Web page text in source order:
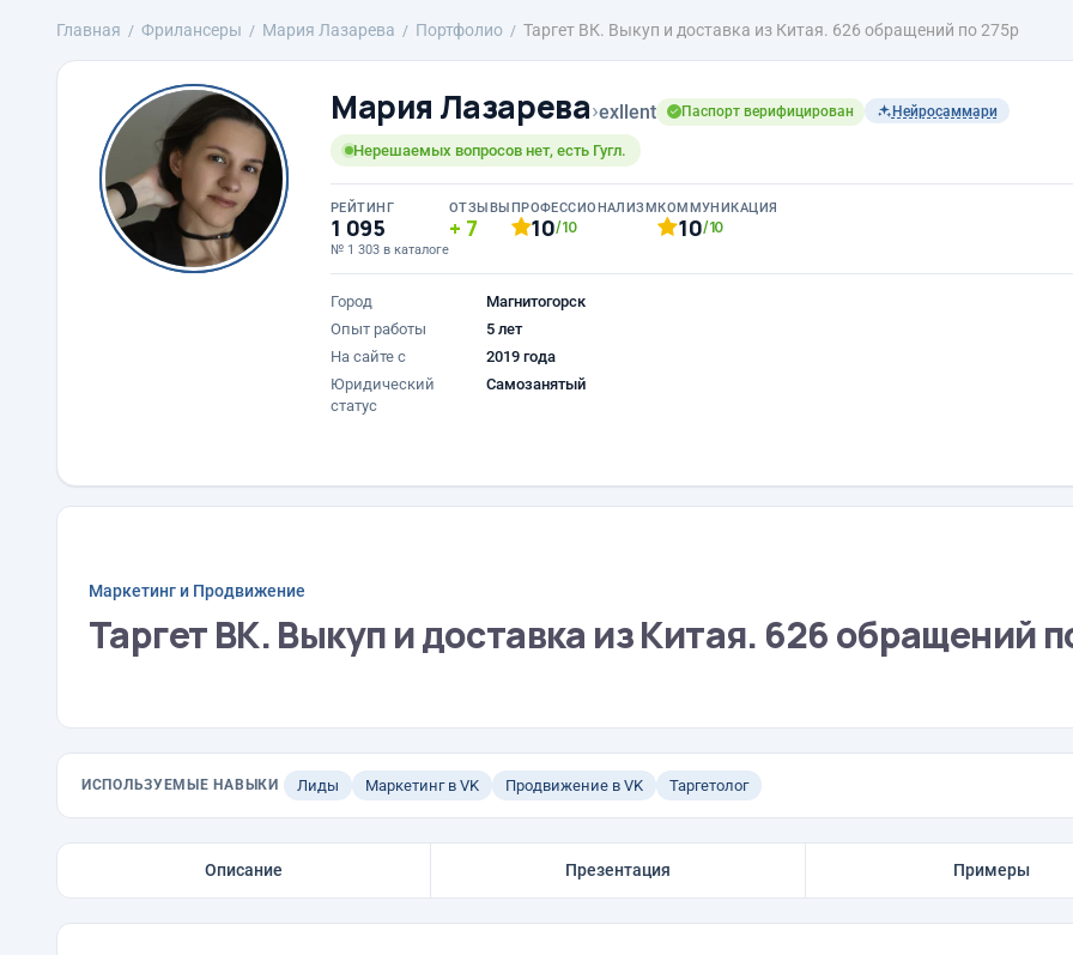
Главная Фрилансеры Мария Лазарева Портфолио Таргет ВК. Выкуп и доставка из Китая. 626 обращений по 275р
Мария Лазарева›exllent Паспорт верифицирован Нейросаммари
Нерешаемых вопросов нет, есть Гугл.
РЕЙТИНГ
1 095
№ 1 303 в каталоге
ОТЗЫВЫ
7
ПРОФЕССИОНАЛИЗМ
10/10
КОММУНИКАЦИЯ
10/10
Город
Магнитогорск
Опыт работы
5 лет
На сайте с
2019 года
Юридический
статус
Самозанятый
Маркетинг и Продвижение
Таргет ВК. Выкуп и доставка из Китая. 626 обращений
ИСПОЛЬЗУЕМЫЕ НАВЫКИ Лиды Маркетинг в VK Продвижение в VK Таргетолог
Описание Презентация Примеры